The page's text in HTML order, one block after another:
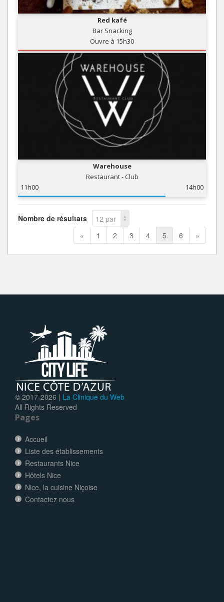
Red kafé
Bar Snacking
Ouvre à 15h30
Warehouse
Restaurant - Club
11h00
14h00
Nombre de résultats
12 par
page
« 1 2 3 4 5 6 »
© 2017-2026 | La Clinique du Web
All Rights Reserved
Pages
Accueil
Liste des établissements
Restaurants Nice
Hôtels Nice
Nice, la cuisine Niçoise
Contactez nous